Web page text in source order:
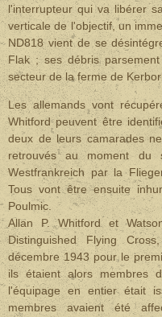
l'interrupteur qui va libérer
verticale de l'objectif, un
ND818 vient de se
Flak ; ses débris
secteur de la ferme de
Les allemands vont
Whitford peuvent être
deux de leurs camarades
retrouvés au moment du
Westfrankreich par la
Tous vont être ensuite
Poulmic.
Allan P. Whitford et
Distinguished Flying
décembre 1943 pour le
ils étaient alors membres
l'équipage en entier était
membres avaient été